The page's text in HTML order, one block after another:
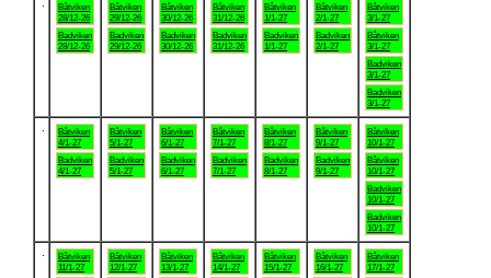
Båtviken
28/12-26
Badviken
28/12-26
Båtviken
29/12-26
Badviken
29/12-26
Båtviken
30/12-26
Badviken
30/12-26
Båtviken
31/12-26
Badviken
31/12-26
Båtviken
1/1-27
Badviken
1/1-27
Båtviken
2/1-27
Badviken
2/1-27
Båtviken
3/1-27
Båtviken
3/1-27
Badviken
3/1-27
Badviken
3/1-27
Båtviken
4/1-27
Badviken
4/1-27
Båtviken
5/1-27
Badviken
5/1-27
Båtviken
6/1-27
Badviken
6/1-27
Båtviken
7/1-27
Badviken
7/1-27
Båtviken
8/1-27
Badviken
8/1-27
Båtviken
9/1-27
Badviken
9/1-27
Båtviken
10/1-27
Båtviken
10/1-27
Badviken
10/1-27
Badviken
10/1-27
Båtviken
11/1-27
Båtviken
12/1-27
Båtviken
13/1-27
Båtviken
14/1-27
Båtviken
15/1-27
Båtviken
16/1-27
Båtviken
17/1-27